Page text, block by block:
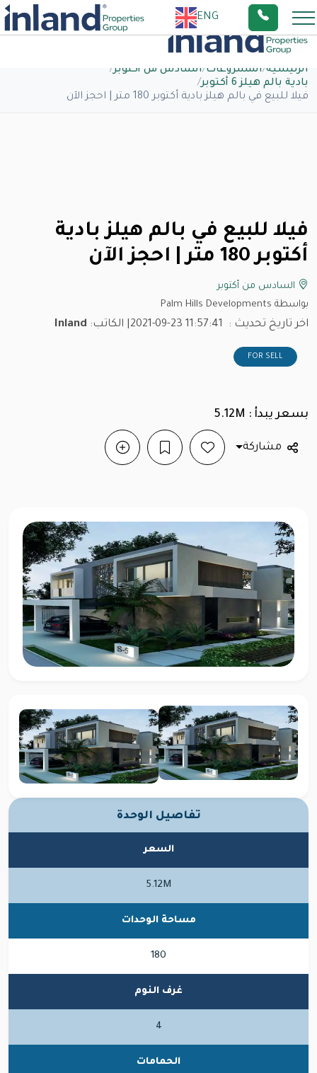
ENG
الرئيسية/المشروعات/السادس من أكتوبر/
بادية بالم هيلز 6 أكتوبر
/
فيلا للبيع في بالم هيلز بادية أكتوبر 180 متر | احجز الآن
فيلا للبيع في بالم هيلز بادية
أكتوبر 180 متر | احجز الآن
السادس من أكتوبر
بواسطة Palm Hills Developments
اخر تاريخ تحديث : 2021-09-23 11:57:41 | الكاتب: Inland
FOR SELL
بسعر يبدأ : 5.12M
مشاركة
تفاصيل الوحدة
السعر
5.12M
مساحة الوحدات
180
غرف النوم
4
الحمامات